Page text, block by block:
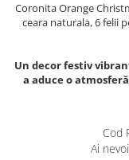
Coronita Orange
ceara naturala, 6 felii
Un decor festiv
a aduce o
Cod
Ai